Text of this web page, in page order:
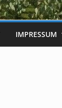
IMPRESSUM